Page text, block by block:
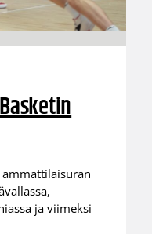
ja viimeksi